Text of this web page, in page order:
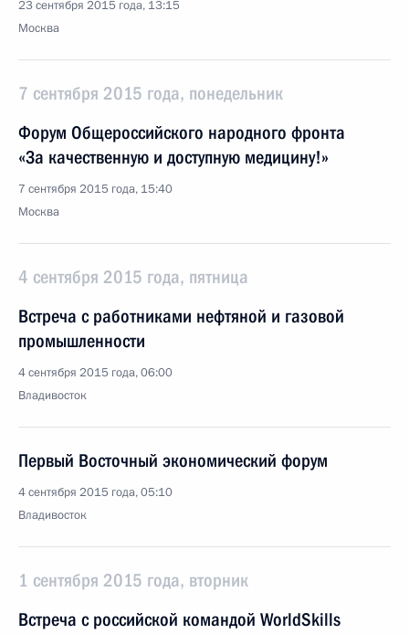
23 сентября 2015 года, 13:15
Москва
7 сентября 2015 года, понедельник
Форум Общероссийского народного фронта
«За качественную и доступную медицину!»
7 сентября 2015 года, 15:40
Москва
4 сентября 2015 года, пятница
Встреча с работниками нефтяной и газовой
промышленности
4 сентября 2015 года, 06:00
Владивосток
Первый Восточный экономический форум
4 сентября 2015 года, 05:10
Владивосток
1 сентября 2015 года, вторник
Встреча с российской командой WorldSkills